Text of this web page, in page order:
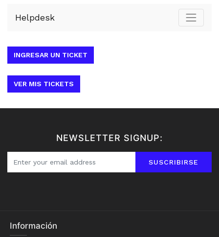
Helpdesk
INGRESAR UN TICKET
VER MIS TICKETS
NEWSLETTER SIGNUP:
SUSCRIBIRSE
Información